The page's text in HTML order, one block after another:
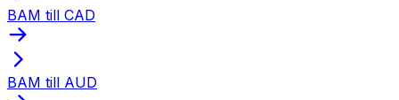
BAM till CAD
BAM till AUD